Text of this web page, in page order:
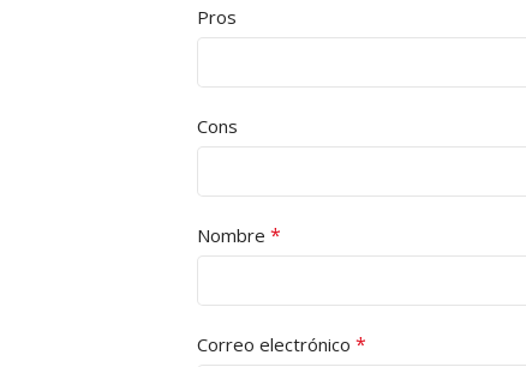
Pros
Cons
Nombre *
Correo electrónico *